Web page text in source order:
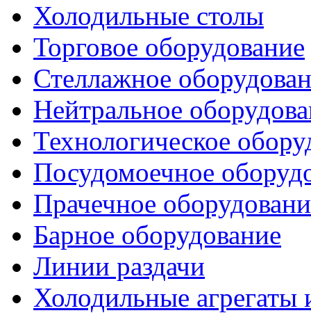
Холодильные столы
Торговое оборудование
Стеллажное
Нейтральное
Технологическое
Посудомоечное
Прачечное
Барное оборудование
Линии раздачи
Холодильные агрегаты